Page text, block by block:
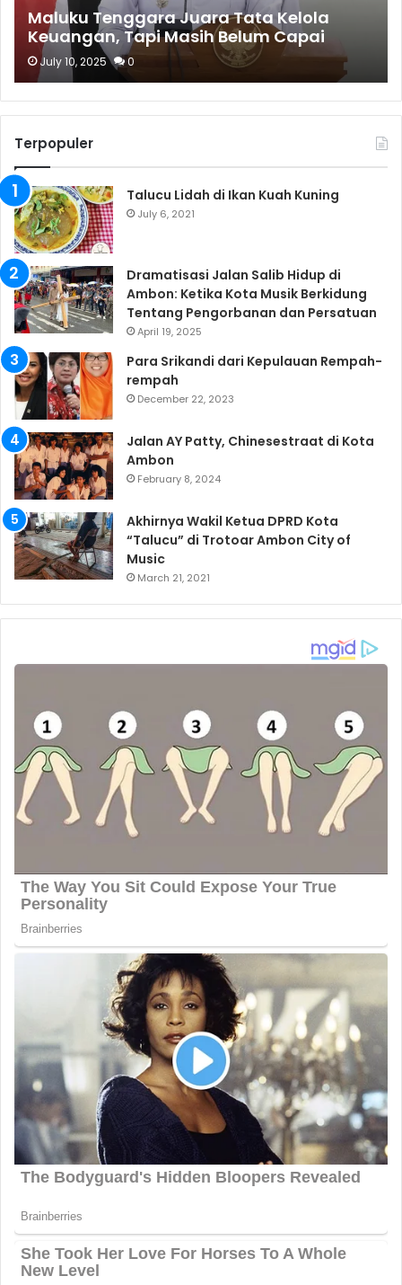
Maluku Tenggara Juara Tata Kelola
Keuangan, Tapi Masih Belum Capai
Target PAD
July 10, 2025 0
Terpopuler
Talucu Lidah di Ikan Kuah Kuning
July 6, 2021
Dramatisasi Jalan Salib Hidup di
Ambon: Ketika Kota Musik Berkidung
Tentang Pengorbanan dan Persatuan
April 19, 2025
Para Srikandi dari Kepulauan Rempah-
rempah
December 22, 2023
Jalan AY Patty, Chinesestraat di Kota
Ambon
February 8, 2024
Akhirnya Wakil Ketua DPRD Kota
“Talucu” di Trotoar Ambon City of
Music
March 21, 2021